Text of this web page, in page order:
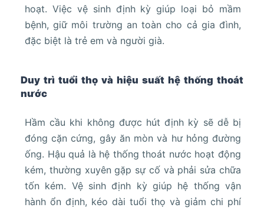
hoạt. Việc vệ sinh định kỳ giúp loại bỏ mầm
bệnh, giữ môi trường an toàn cho cả gia đình,
đặc biệt là trẻ em và người già.
Duy trì tuổi thọ và hiệu suất hệ thống thoát
nước
Hầm cầu khi không được hút định kỳ sẽ dễ bị
đóng cặn cứng, gây ăn mòn và hư hỏng đường
ống. Hậu quả là hệ thống thoát nước hoạt động
kém, thường xuyên gặp sự cố và phải sửa chữa
tốn kém. Vệ sinh định kỳ giúp hệ thống vận
hành ổn định, kéo dài tuổi thọ và giảm chi phí